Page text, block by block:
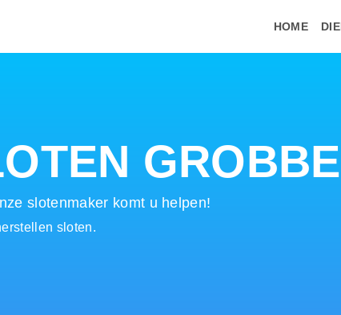
HOME
slotenmaker komt u helpen!
sloten.